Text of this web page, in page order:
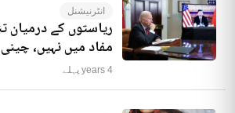
انٹرنیشنل
ریاستوں کے درمیان
مفاد میں نہیں،
4 years پہلے